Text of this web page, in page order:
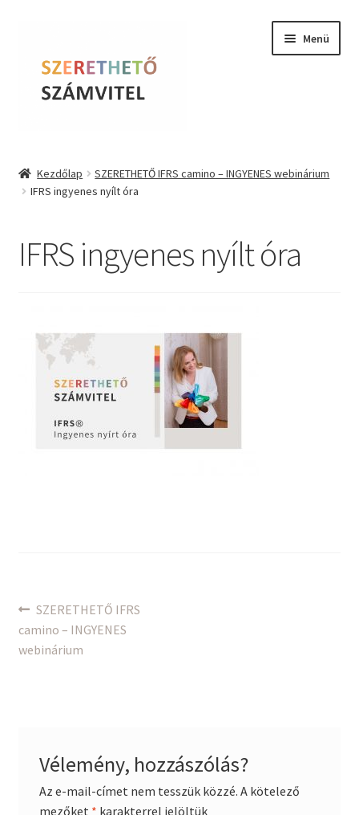
navigációhoz
tartalomba
Menü
Online kurzusok
Kezdőlap
SZERETHETŐ IFRS camino – INGYENES webinárium
IFRS ingyenes nyílt óra
IFRS ingyenes nyílt óra
Bejegyzés
navigáció
Previous
post:
SZERETHETŐ IFRS
camino – INGYENES
webinárium
Vélemény, hozzászólás?
Az e-mail-címet nem tesszük közzé. A kötelező
mezőket * karakterrel jelöltük